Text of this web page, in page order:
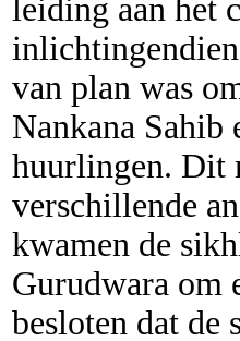
leiding aan het
van plan was
Nankana Sahib
huurlingen. Dit
verschillende
kwamen de
Gurudwara om
besloten dat de